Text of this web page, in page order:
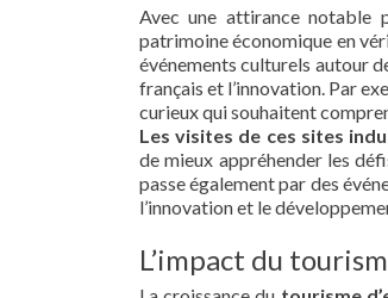
Avec une attirance notable
patrimoine économique en
événements culturels autour
français et l’innovation. Par
curieux qui souhaitent
Les visites de ces sites
de mieux appréhender les
passe également par des
l’innovation et le
L’impact du